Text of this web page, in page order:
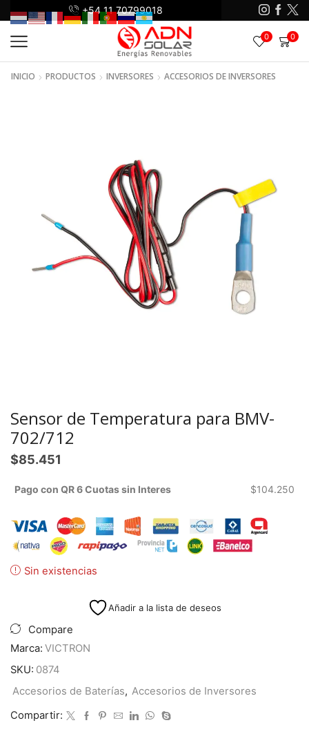
+54 11 70799018
0 0
INICIO PRODUCTOS INVERSORES ACCESORIOS DE INVERSORES
Sensor de Temperatura para BMV-
702/712
$85.451
Pago con QR 6 Cuotas sin Interes $104.250
Sin existencias
Añadir a la lista de deseos
Compare
Marca: VICTRON
SKU: 0874
Accesorios de Baterías, Accesorios de Inversores
Compartir: